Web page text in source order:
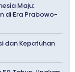
Maju:
di Era Prabowo-
dan Kepatuhan